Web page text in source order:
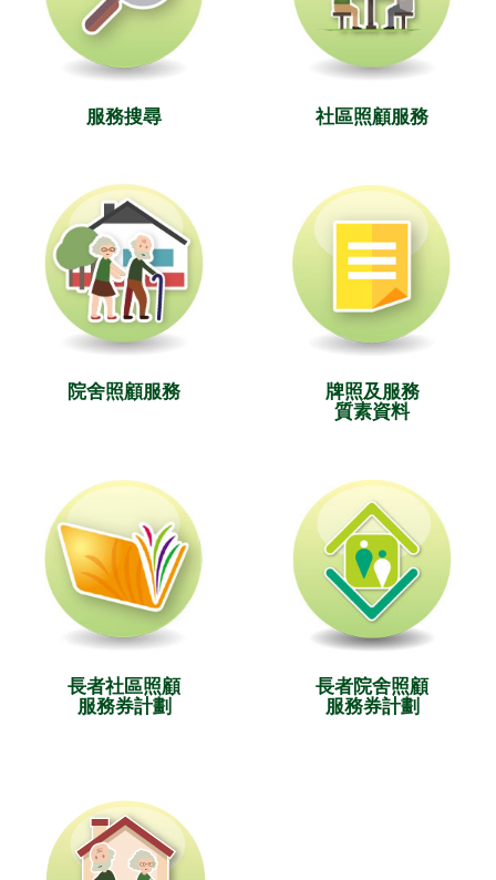
服務搜尋 社區照顧服務
院舍照顧服務
牌照及服務
質素資料
長者社區照顧
服務券計劃
長者院舍照顧
服務券計劃